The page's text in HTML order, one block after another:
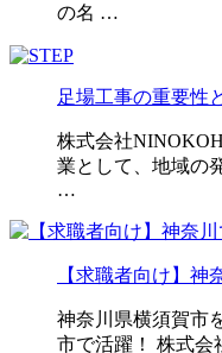
の名 …
足場工事の重要性
株式会社
業として、地域の
…
【求職者向け】
神奈川県横須賀市
市で活躍！ 株式